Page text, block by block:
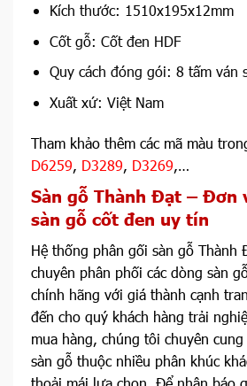
Kích thước: 1510x195x12mm
Cốt gỗ: Cốt đen HDF
Quy cách đóng gói: 8 tấm ván
Xuất xứ: Việt Nam
Tham khảo thêm các mã màu
D6259, D3289, D3269,…
Sàn gỗ Thành Đạt – Đơn
sàn gỗ cốt đen uy tín
Hệ thống phân gối sàn gỗ Thành
chuyên phân phối các dòng sàn
chính hãng với giá thành cạnh
đến cho quý khách hàng trải
mua hàng, chúng tôi chuyên
sàn gỗ thuộc nhiều phân khúc